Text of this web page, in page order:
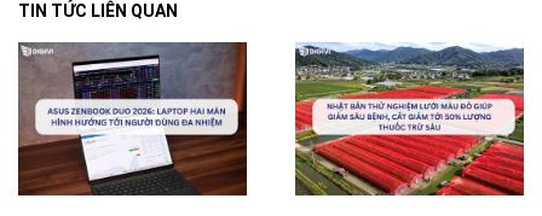
TIN TỨC LIÊN QUAN